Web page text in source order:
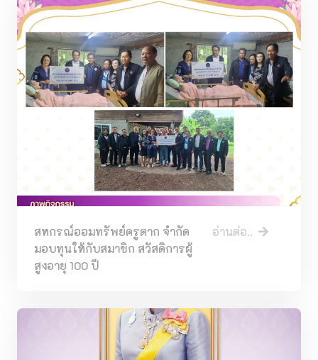
สหกรณ์ออมทรัพย์ครูตาก จำกัด
มอบทุนให้กับสมาชิก สวัสดิการผู้
สูงอายุ 100 ปี
อ่านต่อ..